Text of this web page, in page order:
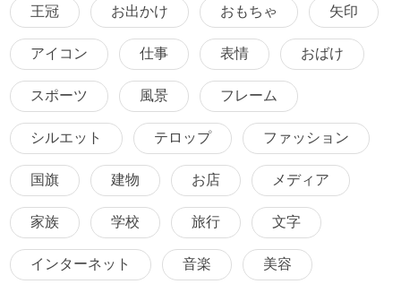
王冠 お出かけ おもちゃ 矢印
アイコン 仕事 表情 おばけ
スポーツ 風景 フレーム
シルエット テロップ ファッション
国旗 建物 お店 メディア
家族 学校 旅行 文字
インターネット 音楽 美容